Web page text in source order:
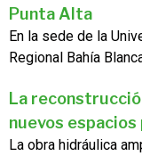
Punta Alta
En la sede de la
Regional Bahía
La
nuevos espacios
La obra hidráulica